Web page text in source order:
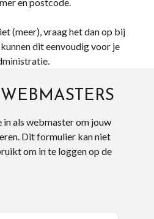
(meer), vraag het dan op bij
dit eenvoudig voor je
als webmaster om jouw
Dit formulier kan niet
om in te loggen op de